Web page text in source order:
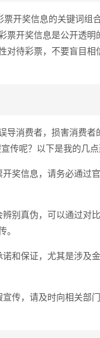
开奖信息的关键词组
开奖信息是公开透明
待彩票，不要盲目相
导消费者，损害消费者
传呢？以下是我的几点
奖信息，请务必通过
别真伪，可以通过对
。
和保证，尤其是涉及
传，请及时向相关部